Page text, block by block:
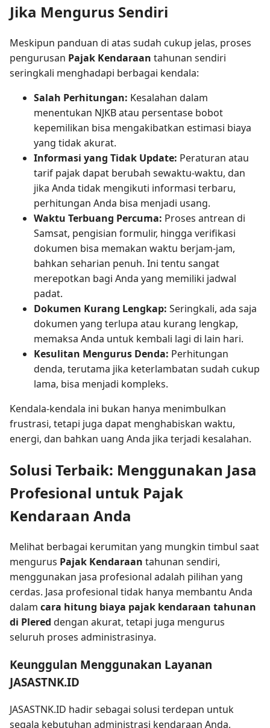
Jika Mengurus Sendiri
Meskipun panduan di atas sudah cukup jelas, proses
pengurusan Pajak Kendaraan tahunan sendiri
seringkali menghadapi berbagai kendala:
Salah Perhitungan: Kesalahan dalam
menentukan NJKB atau persentase bobot
kepemilikan bisa mengakibatkan estimasi biaya
yang tidak akurat.
Informasi yang Tidak Update: Peraturan atau
tarif pajak dapat berubah sewaktu-waktu, dan
jika Anda tidak mengikuti informasi terbaru,
perhitungan Anda bisa menjadi usang.
Waktu Terbuang Percuma: Proses antrean di
Samsat, pengisian formulir, hingga verifikasi
dokumen bisa memakan waktu berjam-jam,
bahkan seharian penuh. Ini tentu sangat
merepotkan bagi Anda yang memiliki jadwal
padat.
Dokumen Kurang Lengkap: Seringkali, ada saja
dokumen yang terlupa atau kurang lengkap,
memaksa Anda untuk kembali lagi di lain hari.
Kesulitan Mengurus Denda: Perhitungan
denda, terutama jika keterlambatan sudah cukup
lama, bisa menjadi kompleks.
Kendala-kendala ini bukan hanya menimbulkan
frustrasi, tetapi juga dapat menghabiskan waktu,
energi, dan bahkan uang Anda jika terjadi kesalahan.
Solusi Terbaik: Menggunakan Jasa
Profesional untuk Pajak
Kendaraan Anda
Melihat berbagai kerumitan yang mungkin timbul saat
mengurus Pajak Kendaraan tahunan sendiri,
menggunakan jasa profesional adalah pilihan yang
cerdas. Jasa profesional tidak hanya membantu Anda
dalam cara hitung biaya pajak kendaraan tahunan
di Plered dengan akurat, tetapi juga mengurus
seluruh proses administrasinya.
Keunggulan Menggunakan Layanan
JASASTNK.ID
JASASTNK.ID hadir sebagai solusi terdepan untuk
segala kebutuhan administrasi kendaraan Anda,